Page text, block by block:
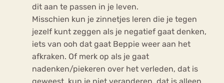
dit aan te passen in je leven.
Misschien kun je zinnetjes leren die je tegen
jezelf kunt zeggen als je negatief gaat denken,
iets van ooh dat gaat Beppie weer aan het
afkraken. Of merk op als je gaat
nadenken/piekeren over het verleden, dat is